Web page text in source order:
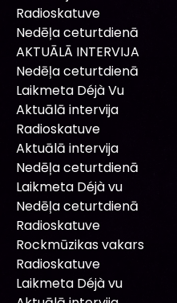
Radioskatuve
Nedēļa ceturtdienā
AKTUĀLĀ INTERVIJA
Nedēļa ceturtdienā
Laikmeta Déjà Vu
Aktuālā intervija
Radioskatuve
Aktuālā intervija
Nedēļa ceturtdienā
Laikmeta Déjà vu
Nedēļa ceturtdienā
Radioskatuve
Rockmūzikas vakars
Radioskatuve
Laikmeta Déjà vu